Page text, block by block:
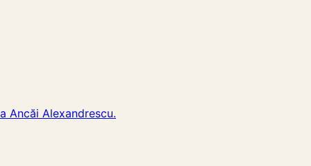
Ancăi Alexandrescu.